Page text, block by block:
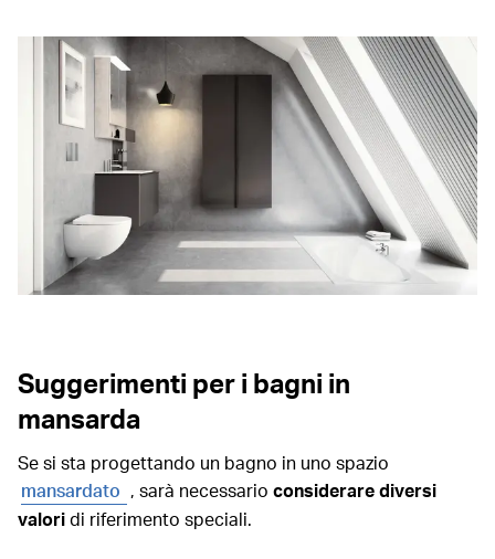
Suggerimenti per i bagni in
mansarda
Se si sta progettando un bagno in uno spazio
mansardato , sarà necessario considerare diversi
valoridi riferimento speciali.